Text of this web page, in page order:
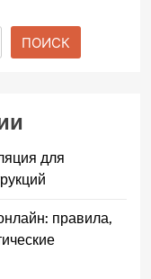
ПОИСК
для
правила,